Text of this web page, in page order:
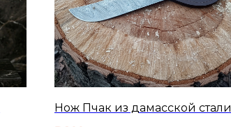
Нож Пчак из дамасской стали